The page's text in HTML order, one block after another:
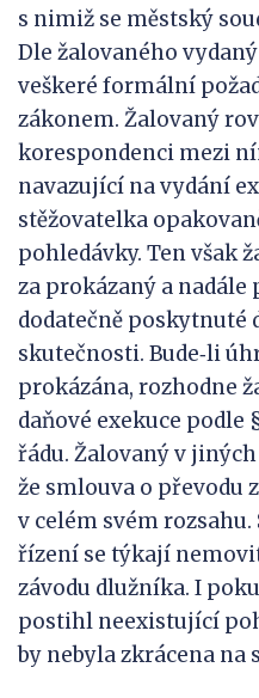
s nimiž se městský
Dle žalovaného
veškeré formální
zákonem. Žalovaný
korespondenci mezi
navazující na vydání
stěžovatelka
pohledávky. Ten však
za prokázaný a
dodatečně poskytnuté
skutečnosti. Bude‑li
prokázána, rozhodne
daňové exekuce podle
řádu. Žalovaný v
že smlouva o převodu
v celém svém
řízení se týkají
závodu dlužníka. I
postihl neexistující
by nebyla zkrácena na